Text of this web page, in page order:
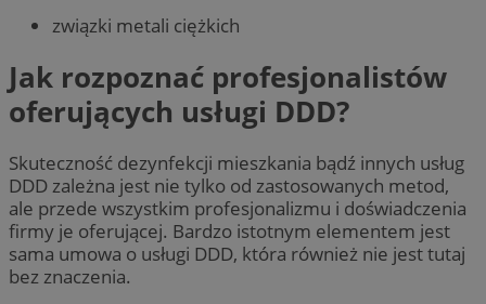
związki metali ciężkich
Jak rozpoznać profesjonalistów
oferujących usługi DDD?
Skuteczność dezynfekcji mieszkania bądź innych usług
DDD zależna jest nie tylko od zastosowanych metod,
ale przede wszystkim profesjonalizmu i doświadczenia
firmy je oferującej. Bardzo istotnym elementem jest
sama umowa o usługi DDD, która również nie jest tutaj
bez znaczenia.